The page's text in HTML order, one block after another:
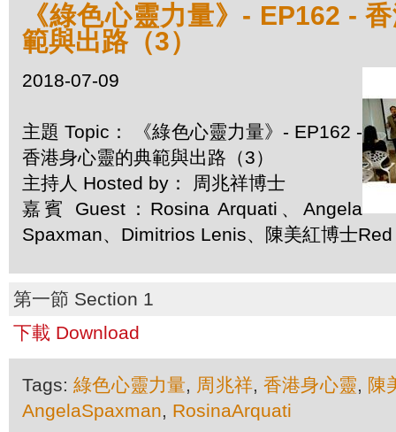
《綠色心靈力量》- EP162 -
範與出路（3）
2018-07-09
主題 Topic： 《綠色心靈力量》- EP162 -
香港身心靈的典範與出路（3）
主持人 Hosted by： 周兆祥博士
嘉賓 Guest：Rosina Arquati、Angela
Spaxman、Dimitrios Lenis、陳美紅博士
第一節 Section 1
下載 Download
Tags:綠色心靈力量, 周兆祥,香港身心靈, 陳
AngelaSpaxman, RosinaArquati